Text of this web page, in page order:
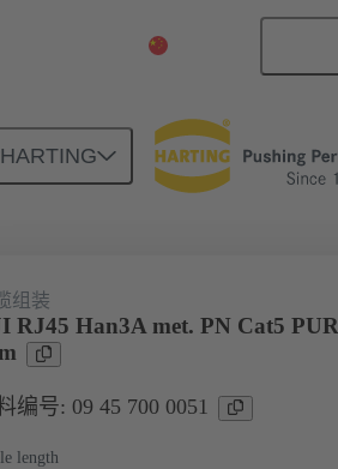
组装
RJ45 Han3A met. PN Cat5 PUR
编号: 09 45 700 0051
length